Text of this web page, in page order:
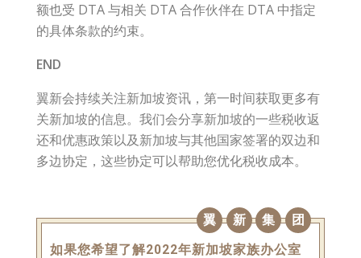
额也受 DTA 与相关 DTA 合作伙伴在 DTA 中指定
的具体条款的约束。
END
翼新会持续关注新加坡资讯，第一时间获取更多有
关新加坡的信息。我们会分享新加坡的一些税收返
还和优惠政策以及新加坡与其他国家签署的双边和
多边协定，这些协定可以帮助您优化税收成本。
翼 新 集 团
如果您希望了解2022年新加坡家族办公室